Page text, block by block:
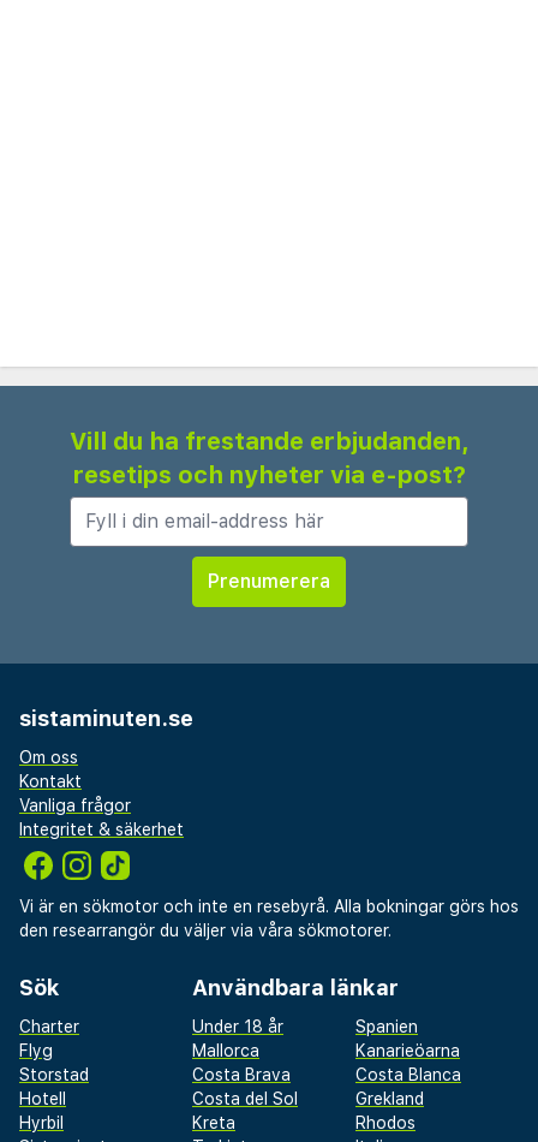
varmare månaderna.
vattensporter, strandaktiviteter och livliga
underhållningsprogram, medan lågsäsongen
erbjuder en lugnare atmosfär, perfekt för
avkoppling och wellness-retreats. Läge är
idealiskt för att utforska närliggande attraktioner
en kort bilresa bort, vilket gör Ramla Bay Resort
naturliga skönhet.
Vill du ha frestande erbjudanden,
resetips och nyheter via e-post?
sistaminuten.se
Om oss
Kontakt
Vanliga frågor
Integritet & säkerhet
Vi är en sökmotor och inte en resebyrå. Alla bokningar görs hos
den researrangör du väljer via våra sökmotorer.
Sök
Charter
Flyg
Storstad
Hotell
Hyrbil
Användbara länkar
Under 18 år
Spanien
Mallorca
Kanarieöarna
Costa Brava
Costa Blanca
Costa del Sol
Grekland
Kreta
Rhodos